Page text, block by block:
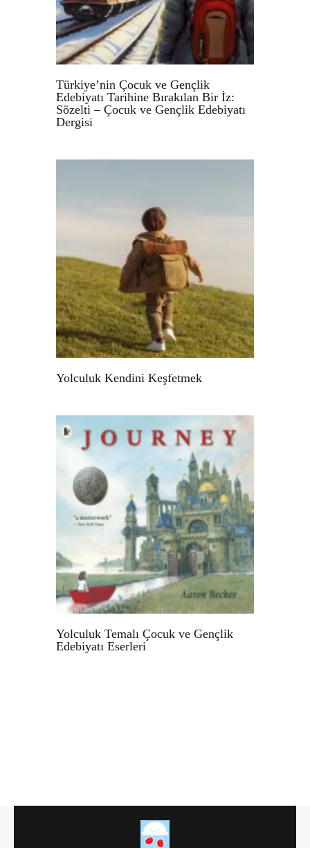
Türkiye’nin Çocuk ve Gençlik
Edebiyatı Tarihine Bırakılan Bir İz:
Sözelti – Çocuk ve Gençlik Edebiyatı
Dergisi
Yolculuk Kendini Keşfetmek
Yolculuk Temalı Çocuk ve Gençlik
Edebiyatı Eserleri